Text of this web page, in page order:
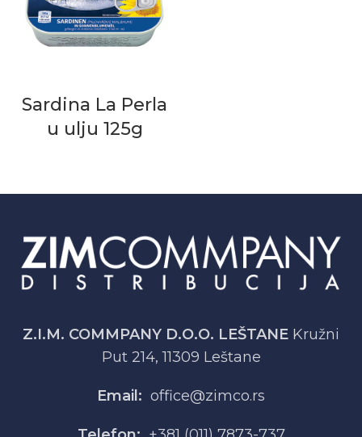
Sardina La Perla
u ulju 125g
Z.I.M. COMMPANY D.O.O. LEŠTANE Kružni
Put 214, 11309 Leštane
Email: office@zimco.rs